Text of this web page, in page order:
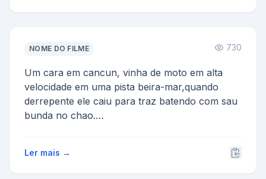
NOME DO FILME 730
Um cara em cancun, vinha de moto em alta
velocidade em uma pista beira-mar,quando
derrepente ele caiu para traz batendo com sau
bunda no chao.
Ler mais →